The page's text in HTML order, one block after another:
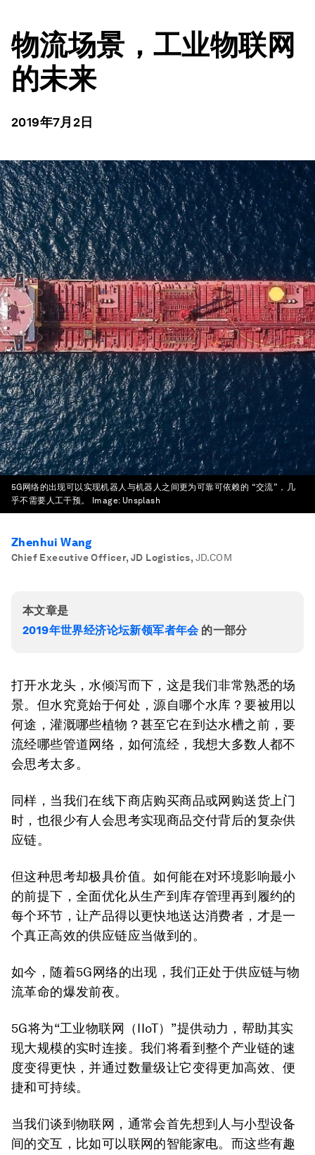
物流场景，工业物联网
的未来
2019年7月2日
5G网络的出现可以实现机器人与机器人之间更为可靠可依赖的 “交流”，几
乎不需要人工干预。
Image: Unsplash
Zhenhui Wang
Chief Executive Officer, JD Logistics, JD.COM
本文章是
2019年世界经济论坛新领军者年会的一部分
打开水龙头，水倾泻而下，这是我们非常熟悉的场
景。但水究竟始于何处，源自哪个水库？要被用以
何途，灌溉哪些植物？甚至它在到达水槽之前，要
流经哪些管道网络，如何流经，我想大多数人都不
会思考太多。
同样，当我们在线下商店购买商品或网购送货上门
时，也很少有人会思考实现商品交付背后的复杂供
应链。
但这种思考却极具价值。如何能在对环境影响最小
的前提下，全面优化从生产到库存管理再到履约的
每个环节，让产品得以更快地送达消费者，才是一
个真正高效的供应链应当做到的。
如今，随着5G网络的出现，我们正处于供应链与物
流革命的爆发前夜。
5G将为“工业物联网（IIoT）”提供动力，帮助其实
现大规模的实时连接。我们将看到整个产业链的速
度变得更快，并通过数量级让它变得更加高效、便
捷和可持续。
当我们谈到物联网，通常会首先想到人与小型设备
间的交互，比如可以联网的智能家电。而这些有趣